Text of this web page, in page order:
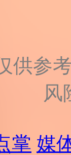
供参
风
掌 媒